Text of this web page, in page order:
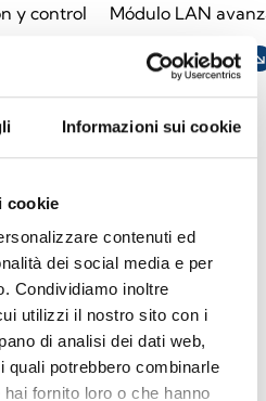
Informazioni sui cookie
cookie
contenuti ed
dei social media e per
Condividiamo inoltre
utilizzi il nostro sito con i
di analisi dei dati web,
quali potrebbero combinarle
fornito loro o che hanno
y control
Módulo LAN
ABRIR ENLACE
en las